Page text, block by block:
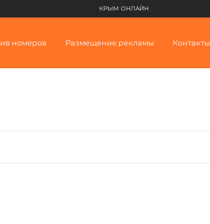
КРЫМ ОНЛАЙН
номеров Размещение рекламы Контакты